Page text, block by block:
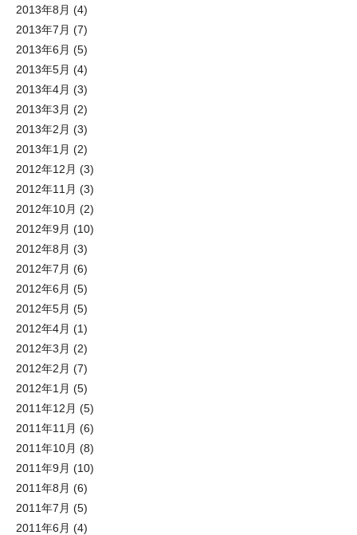
2013年8月 (4)
2013年7月 (7)
2013年6月 (5)
2013年5月 (4)
2013年4月 (3)
2013年3月 (2)
2013年2月 (3)
2013年1月 (2)
2012年12月 (3)
2012年11月 (3)
2012年10月 (2)
2012年9月 (10)
2012年8月 (3)
2012年7月 (6)
2012年6月 (5)
2012年5月 (5)
2012年4月 (1)
2012年3月 (2)
2012年2月 (7)
2012年1月 (5)
2011年12月 (5)
2011年11月 (6)
2011年10月 (8)
2011年9月 (10)
2011年8月 (6)
2011年7月 (5)
2011年6月 (4)